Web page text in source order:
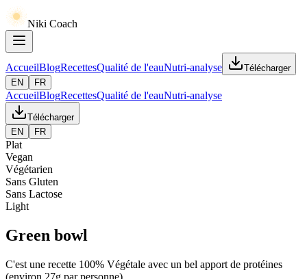
Niki Coach
AccueilBlogRecettesQualité de l'eauNutri-analyse
Télécharger
EN
FR
AccueilBlogRecettesQualité de l'eauNutri-analyse
Télécharger
EN
FR
Plat
Vegan
Végétarien
Sans Gluten
Sans Lactose
Light
Green bowl
C'est une recette 100% Végétale avec un bel apport de protéines
(environ 27g par personne).